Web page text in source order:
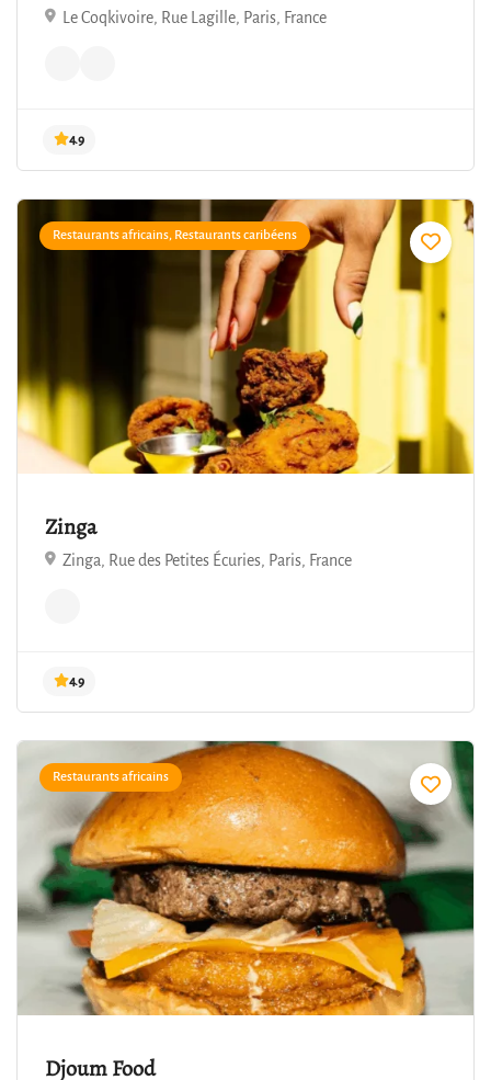
Le Coqkivoire, Rue Lagille, Paris, France
Restaurants africains, Restaurants caribéens
Zinga
Zinga, Rue des Petites Écuries, Paris, France
4.9
Restaurants africains
Djoum Food